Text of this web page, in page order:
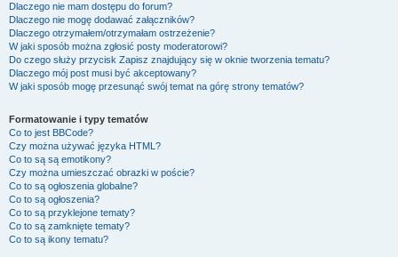
Dlaczego nie mam dostępu do forum?
Dlaczego nie mogę dodawać załączników?
Dlaczego otrzymałem/otrzymałam ostrzeżenie?
W jaki sposób można zgłosić posty moderatorowi?
Do czego służy przycisk Zapisz znajdujący się w oknie tworzenia tematu?
Dlaczego mój post musi być akceptowany?
W jaki sposób mogę przesunąć swój temat na górę strony tematów?
Formatowanie i typy tematów
Co to jest BBCode?
Czy można używać języka HTML?
Co to są są emotikony?
Czy można umieszczać obrazki w poście?
Co to są ogłoszenia globalne?
Co to są ogłoszenia?
Co to są przyklejone tematy?
Co to są zamknięte tematy?
Co to są ikony tematu?